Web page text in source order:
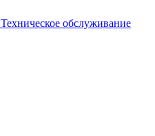
Техническое обслуживание